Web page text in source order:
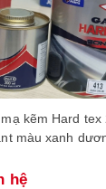
kẽm Hard tex
màu xanh
hệ